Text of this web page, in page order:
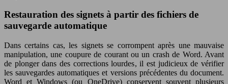
Restauration des signets à partir des fichiers de
sauvegarde automatique
Dans certains cas, les signets se corrompent après une mauvaise
manipulation, une coupure de courant ou un crash de Word. Avant
de plonger dans des corrections lourdes, il est judicieux de vérifier
les sauvegardes automatiques et versions précédentes du document.
Word et Windows (ou OneDrive) conservent souvent plusieurs